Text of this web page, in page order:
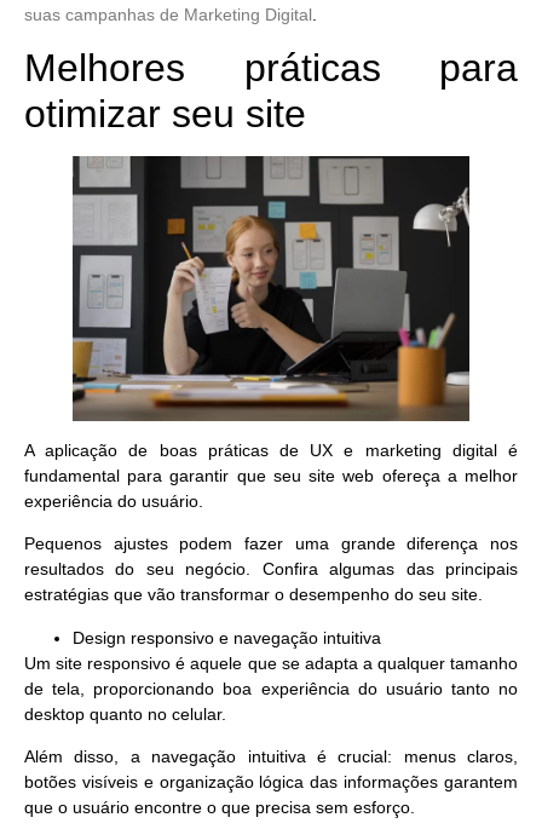
suas campanhas de Marketing Digital
Melhores práticas para
otimizar seu site
A aplicação de boas práticas de UX e marketing digitalé
fundamental para garantir que seu site web ofereça a melhor
experiência do usuário.
Pequenos ajustes podem fazer uma grande diferença nos
resultados do seu negócio. Confira algumas das principais
estratégias que vão transformar o desempenho do seu site.
Design responsivo e navegação intuitiva
Um site responsivo é aquele que se adapta a qualquer tamanho
de tela, proporcionando boa experiência do usuário tanto no
desktop quanto no celular.
Além disso, a navegação intuitiva é crucial: menus claros,
botões visíveis e organização lógica das informações garantem
que o usuário encontre o que precisa sem esforço.